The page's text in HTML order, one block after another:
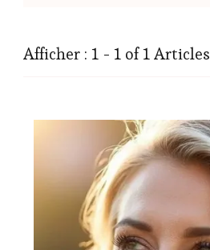
Afficher : 1 - 1 of 1 Articles